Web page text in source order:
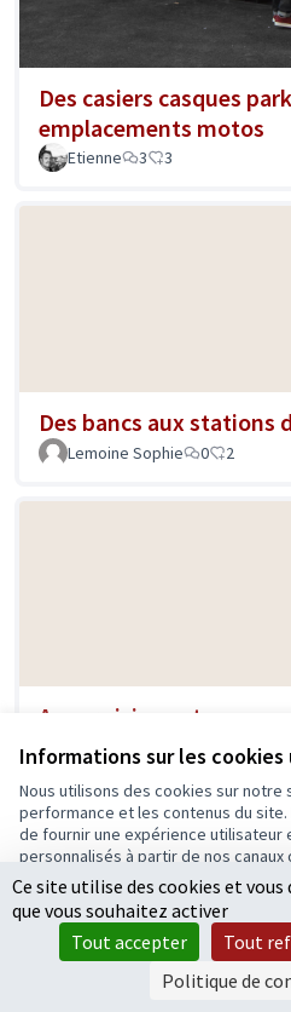
Informations sur les
Nous utilisons des cookies sur notre
performance et les contenus du
de fournir une expérience utilisateur
personnalisés à partir de nos canaux
Tout
Accepter seulement les
Des casiers casques
emplacements motos
Etienne 3 3
Des bancs aux stations
Lemoine Sophie
0 2
Angers ici avant
Patrick 38
3
Ce site utilise des cookies et
que vous souhaitez activer
Tout accepter
Tout
Politique de